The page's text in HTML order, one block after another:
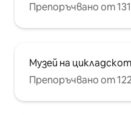
Препоръчвано от
Музей на
Препоръчвано от